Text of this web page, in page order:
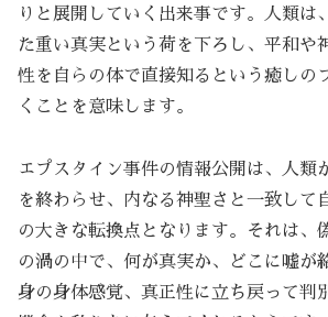
りと展開していく出来事です。人類は
た重い真実という荷を下ろし、平和や
性を自らの体で直接知るという癒しの
くことを意味します。
エプスタイン事件の情報公開は、人類
を終わらせ、内なる神聖さと一致して
の大きな転換点となります。それは、
の渦の中で、何が真実か、どこに嘘が
身の身体感覚、真正性に立ち戻って判